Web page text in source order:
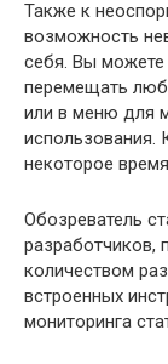
Также к
возможность
себя. Вы можете
перемещать
или в меню для
использования.
некоторое
Обозреватель
разработчиков,
количеством
встроенных
мониторинга